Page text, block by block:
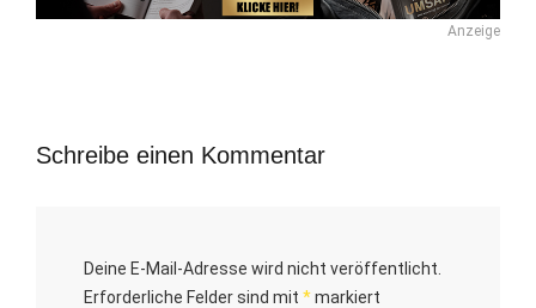
Anzeige
Schreibe einen Kommentar
Deine E-Mail-Adresse wird nicht veröffentlicht.
Erforderliche Felder sind mit *markiert